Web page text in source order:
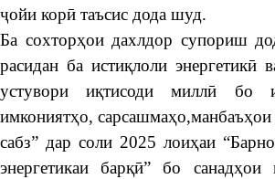
ҷойи корӣ таъсис дода шуд.
Ба сохторҳои дахлдор супориш
расидан ба истиқлоли энергетикӣ
устувори иқтисоди миллӣ бо
имкониятҳо,
сабз” дар соли 2025 лоиҳаи
энергетикаи барқӣ” бо санадҳои